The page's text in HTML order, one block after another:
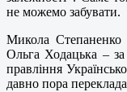
не можемо забувати.
Микола Степаненко
Ольга Ходацька – за
правління
давно пора